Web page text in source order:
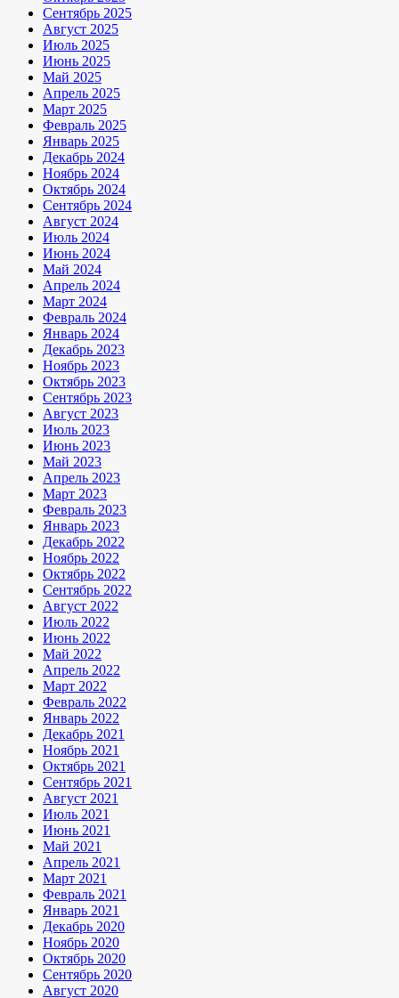
Сентябрь 2025
Август 2025
Июль 2025
Июнь 2025
Май 2025
Апрель 2025
Март 2025
Февраль 2025
Январь 2025
Декабрь 2024
Ноябрь 2024
Октябрь 2024
Сентябрь 2024
Август 2024
Июль 2024
Июнь 2024
Май 2024
Апрель 2024
Март 2024
Февраль 2024
Январь 2024
Декабрь 2023
Ноябрь 2023
Октябрь 2023
Сентябрь 2023
Август 2023
Июль 2023
Июнь 2023
Май 2023
Апрель 2023
Март 2023
Февраль 2023
Январь 2023
Декабрь 2022
Ноябрь 2022
Октябрь 2022
Сентябрь 2022
Август 2022
Июль 2022
Июнь 2022
Май 2022
Апрель 2022
Март 2022
Февраль 2022
Январь 2022
Декабрь 2021
Ноябрь 2021
Октябрь 2021
Сентябрь 2021
Август 2021
Июль 2021
Июнь 2021
Май 2021
Апрель 2021
Март 2021
Февраль 2021
Январь 2021
Декабрь 2020
Ноябрь 2020
Октябрь 2020
Сентябрь 2020
Август 2020